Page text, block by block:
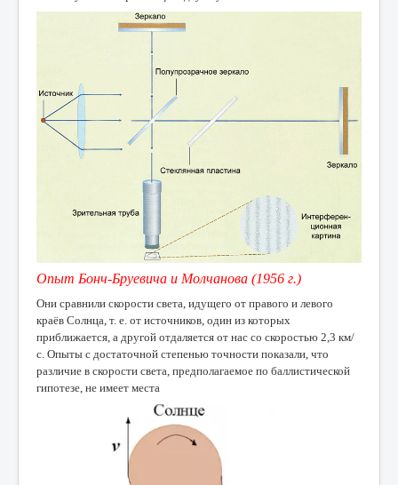
Опыт Бонч-Бруевича и Молчанова (1956 г.)
Они сравнили скорости света, идущего от правого и левого
краёв Солнца, т. е. от источников, один из которых
приближается, а другой отдаляется от нас со скоростью 2,3 км/
с. Опыты с достаточной степенью точности показали, что
различие в скорости света, предполагаемое по баллистической
гипотезе, не имеет места